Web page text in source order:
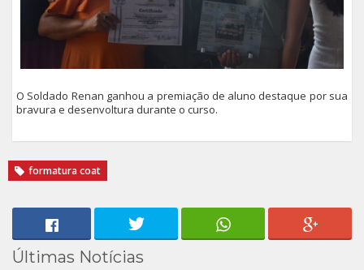
O Soldado Renan ganhou a premiação de aluno destaque por sua
bravura e desenvoltura durante o curso.
formatura coat
Últimas Notícias